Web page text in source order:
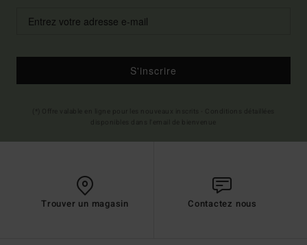
S'inscrire
Trouver un magasin Contactez nous